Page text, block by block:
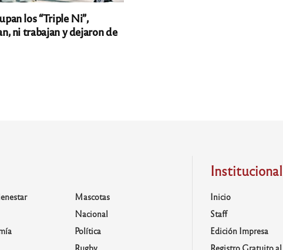
los “Triple Ni”,
ni trabajan y dejaron de
Mascotas
Nacional
Política
Rugby
Institucional
Inicio
Staff
Edición Impresa
Registro Gratuito